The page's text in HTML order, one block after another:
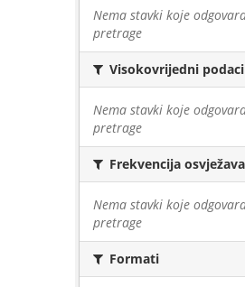
Nema stavki koje
pretrage
Visokovrijedni podaci
Nema stavki koje
pretrage
Frekvencija
Nema stavki koje
pretrage
Formati